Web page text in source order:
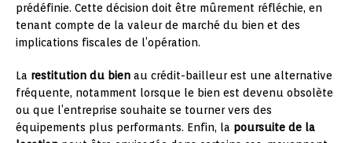
prédéfinie. Cette décision doit être mûrement réfléchie, en
tenant compte de la valeur de marché du bien et des
implications fiscales de l’opération.
La restitution du bien au crédit-bailleur est une alternative
fréquente, notamment lorsque le bien est devenu obsolète
ou que l’entreprise souhaite se tourner vers des
équipements plus performants. Enfin, la poursuite de la